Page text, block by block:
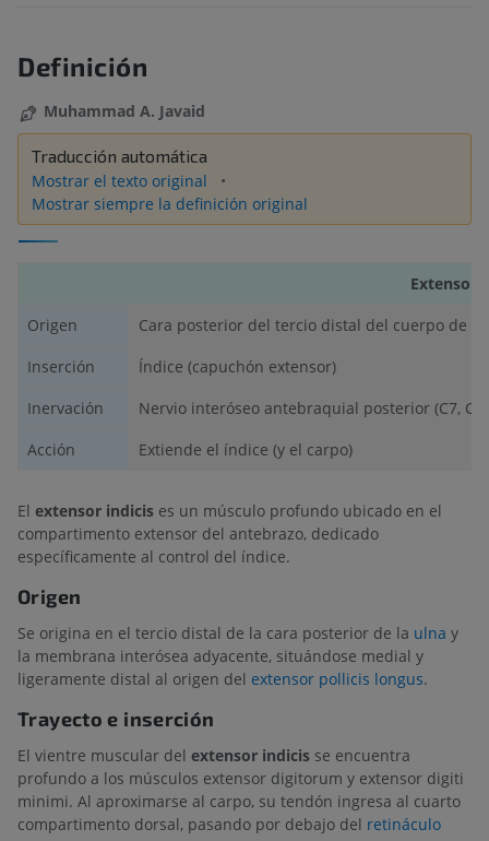
Definición
Muhammad A. Javaid
Traducción automática
Mostrar el texto original
Mostrar siempre la definición original
Extensor
Origen
Cara posterior del tercio distal del cuerpo de
Inserción
Índice (capuchón extensor)
Inervación
Nervio interóseo antebraquial posterior (C7, C8)
Acción
Extiende el índice (y el carpo)
El extensor indicis es un músculo profundo ubicado en el
compartimento extensor del antebrazo, dedicado
específicamente al control del índice.
Origen
Se origina en el tercio distal de la cara posterior de la ulna y
la membrana interósea adyacente, situándose medial y
ligeramente distal al origen del extensor pollicis longus.
Trayecto e inserción
El vientre muscular del extensor indicis se encuentra
profundo a los músculos extensor digitorum y extensor digiti
minimi. Al aproximarse al carpo, su tendón ingresa al cuarto
compartimento dorsal, pasando por debajo del retináculo